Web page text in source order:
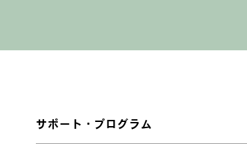
サポート・プログラム